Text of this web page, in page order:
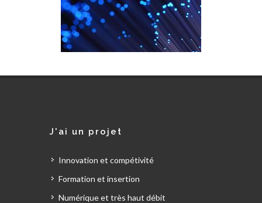
J'ai un projet
Innovation et compétivité
Formation et insertion
Numérique et très haut débit